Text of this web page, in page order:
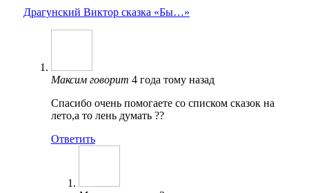
Драгунский Виктор сказка «Бы…»
Максим говорит 4 года тому назад
Спасибо очень помогаете со списком сказок на
лето,а то лень думать ??
Ответить